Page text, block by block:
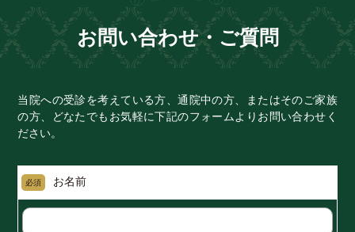
お問い合わせ・ご質問
当院への受診を考えている方、通院中の方、またはそのご家族
の方、どなたでもお気軽に下記のフォームよりお問い合わせく
ださい。
必須 お名前